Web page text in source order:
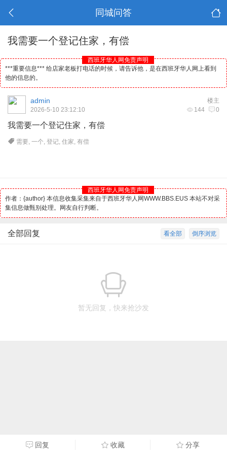
同城问答
我需要一个登记住家，有偿
西班牙华人网免责声明
***重要信息*** 给店家老板打电话的时候，请告诉他，是在西班牙华人网上看到
他的信息的。
楼主
admin
144 0
2026-5-10 23:12:10
我需要一个登记住家，有偿
需要,一个,登记,住家,有偿
西班牙华人网免责声明
作者：{author} 本信息收集采集来自于西班牙华人网WWW.BBS.EUS 本站不对采
集信息做甄别处理。网友自行判断。
倒序浏览
看全部
全部回复
暂无回复，快来抢沙发
回复 收藏 分享